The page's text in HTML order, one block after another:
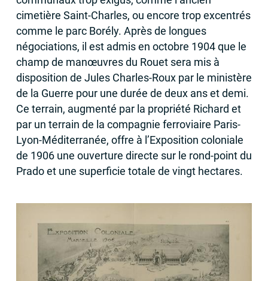
cimetière Saint-Charles, ou encore trop excentrés
comme le parc Borély. Après de longues
négociations, il est admis en octobre 1904 que le
champ de manœuvres du Rouet sera mis à
disposition de Jules Charles-Roux par le ministère
de la Guerre pour une durée de deux ans et demi.
Ce terrain, augmenté par la propriété Richard et
par un terrain de la compagnie ferroviaire Paris-
Lyon-Méditerranée, offre à l’Exposition coloniale
de 1906 une ouverture directe sur le rond-point du
Prado et une superficie totale de vingt hectares.